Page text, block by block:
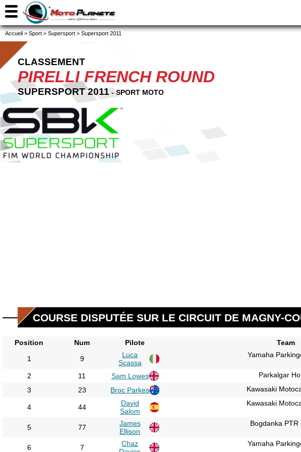
Accueil > Sport > Supersport > Supersport 2011
CLASSEMENT
PIRELLI FRENCH ROUND
SUPERSPORT 2011 - SPORT MOTO
COURSE DISPUTÉE SUR LE CIRCUIT DE MAGNY-
Position Num Pilote Team
1
9
Luca
Scassa
Yamaha
2 11 Sam Lowes Parkalgar
3
23 Broc Parkes Kawasaki
4 44
David
Salom
Kawasaki
5 77
James
Ellison
Bogdanka PTR
6 7
Chaz
Yamaha